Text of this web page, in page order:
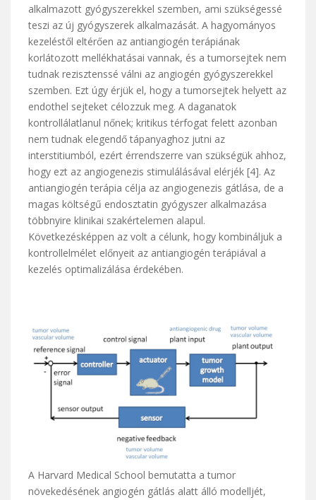
alkalmazott gyógyszerekkel szemben, ami szükségessé
teszi az új gyógyszerek alkalmazását. A hagyományos
kezeléstől eltérően az antiangiogén terápiának
korlátozott mellékhatásai vannak, és a tumorsejtek nem
tudnak rezisztenssé válni az angiogén gyógyszerekkel
szemben. Ezt úgy érjük el, hogy a tumorsejtek helyett az
endothel sejteket célozzuk meg. A daganatok
kontrollálatlanul nőnek; kritikus térfogat felett azonban
nem tudnak elegendő tápanyaghoz jutni az
interstitiumból, ezért érrendszerre van szükségük ahhoz,
hogy ezt az angiogenezis stimulálásával elérjék [4]. Az
antiangiogén terápia célja az angiogenezis gátlása, de a
magas költségű endosztatin gyógyszer alkalmazása
többnyire klinikai szakértelemen alapul.
Következésképpen az volt a célunk, hogy kombináljuk a
kontrollelmélet előnyeit az antiangiogén terápiával a
kezelés optimalizálása érdekében.
A Harvard Medical School bemutatta a tumor
növekedésének angiogén gátlás alatt álló modelljét,